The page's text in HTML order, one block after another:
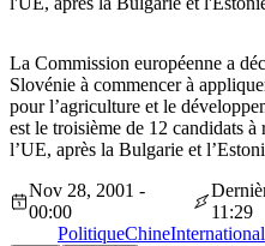
La Commission européenne a
Slovénie à commencer à
pour l’agriculture et le
est le troisième de 12 candidats
l’UE, après la Bulgarie et
Nov 28, 2001 -
00:00
11:29
PolitiqueChineInternational